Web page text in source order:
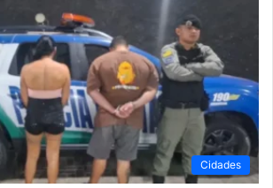
Cidades